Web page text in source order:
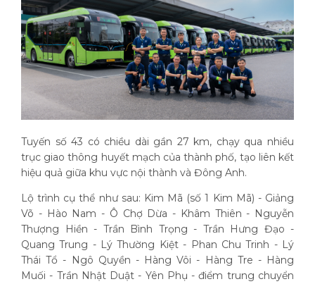
Tuyến số 43 có chiều dài gần 27 km, chạy qua nhiều
trục giao thông huyết mạch của thành phố, tạo liên kết
hiệu quả giữa khu vực nội thành và Đông Anh.
Lộ trình cụ thể như sau: Kim Mã (số 1 Kim Mã) - Giảng
Võ - Hào Nam - Ô Chợ Dừa - Khâm Thiên - Nguyễn
Thượng Hiền - Trần Bình Trọng - Trần Hưng Đạo -
Quang Trung - Lý Thường Kiệt - Phan Chu Trinh - Lý
Thái Tổ - Ngô Quyền - Hàng Vôi - Hàng Tre - Hàng
Muối - Trần Nhật Duật - Yên Phụ - điểm trung chuyển